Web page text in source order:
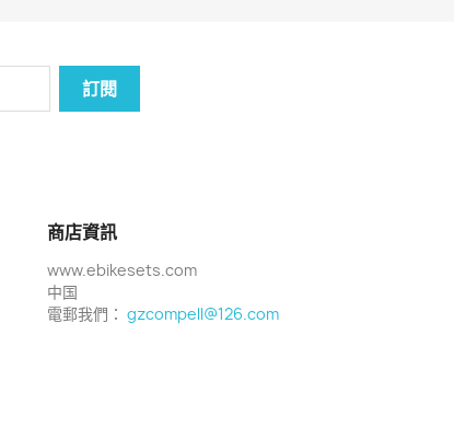
商店資訊
www.ebikesets.com
中国
電郵我們： gzcompell@126.com